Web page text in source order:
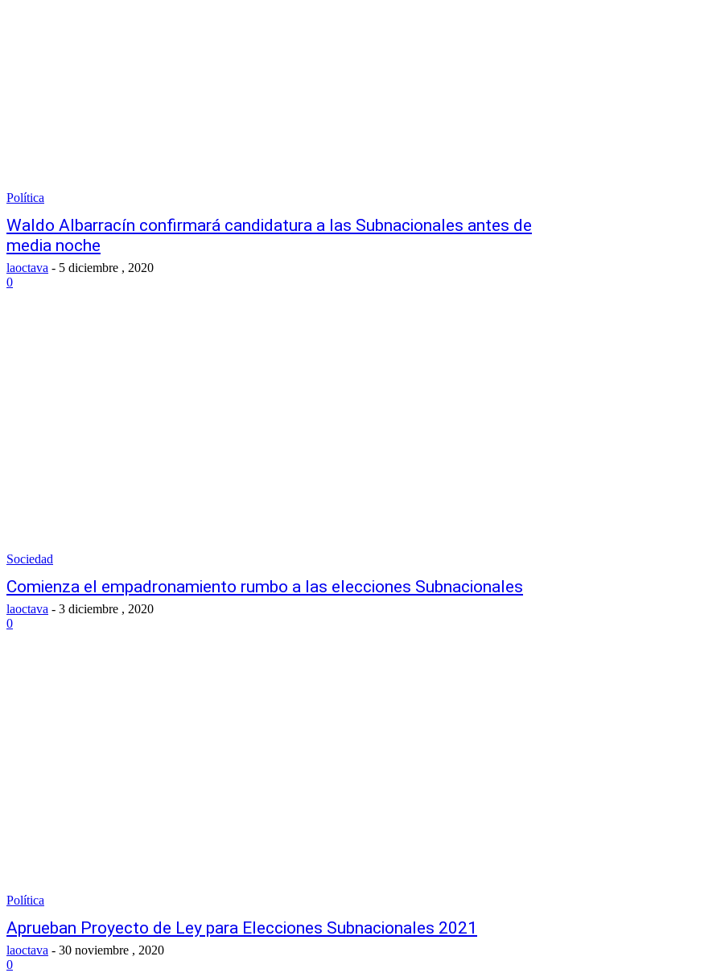
Política
Waldo Albarracín confirmará candidatura a las Subnacionales antes de
media noche
laoctava - 5 diciembre , 2020
0
Sociedad
Comienza el empadronamiento rumbo a las elecciones Subnacionales
laoctava - 3 diciembre , 2020
0
Política
Aprueban Proyecto de Ley para Elecciones Subnacionales 2021
laoctava - 30 noviembre , 2020
0